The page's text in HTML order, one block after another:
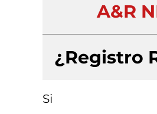
A&R
¿Registro
Si